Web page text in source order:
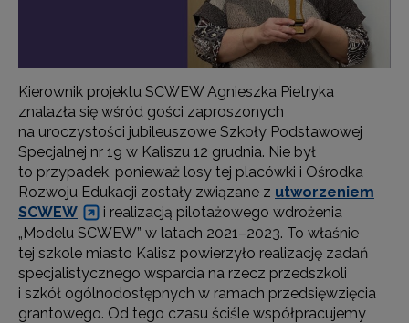
Kierownik projektu SCWEW Agnieszka Pietryka
znalazła się wśród gości zaproszonych
na uroczystości jubileuszowe Szkoły Podstawowej
Specjalnej nr 19 w Kaliszu 12 grudnia. Nie był
to przypadek, ponieważ losy tej placówki i Ośrodka
Rozwoju Edukacji zostały związane z utworzeniem
SCWEW
i realizacją pilotażowego wdrożenia
„Modelu SCWEW” w latach 2021–2023. To właśnie
tej szkole miasto Kalisz powierzyło realizację zadań
specjalistycznego wsparcia na rzecz przedszkoli
i szkół ogólnodostępnych w ramach przedsięwzięcia
grantowego. Od tego czasu ściśle współpracujemy